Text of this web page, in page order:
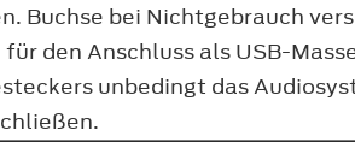
Buchse bei Nichtgebrauch
den Anschluss als USB-
unbedingt das